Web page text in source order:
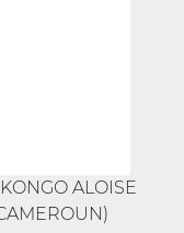
ALOISE